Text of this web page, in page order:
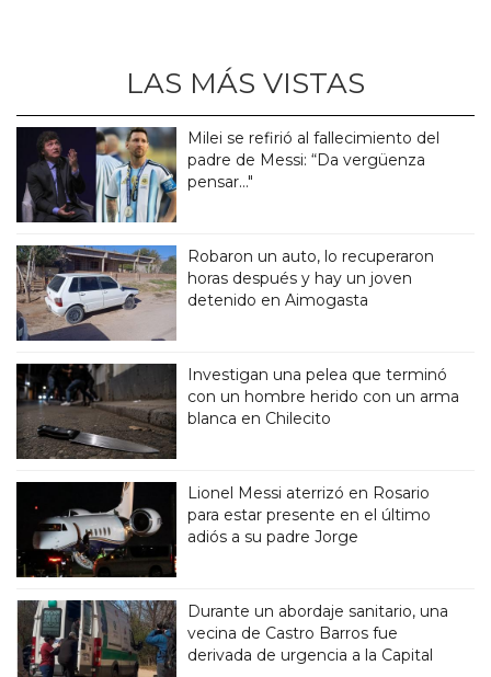
LAS MÁS VISTAS
Milei se refirió al fallecimiento del
padre de Messi: “Da vergüenza
pensar..."
Robaron un auto, lo recuperaron
horas después y hay un joven
detenido en Aimogasta
Investigan una pelea que terminó
con un hombre herido con un arma
blanca en Chilecito
Lionel Messi aterrizó en Rosario
para estar presente en el último
adiós a su padre Jorge
Durante un abordaje sanitario, una
vecina de Castro Barros fue
derivada de urgencia a la Capital